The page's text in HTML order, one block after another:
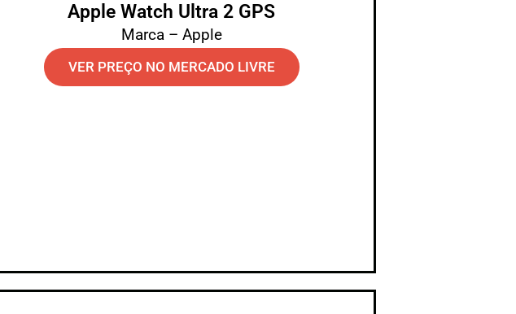
Apple Watch Ultra 2 GPS
Marca – Apple
VER PREÇO NO MERCADO LIVRE